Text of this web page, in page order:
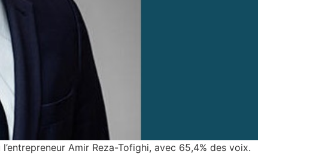
Amir Reza-Tofighi, avec 65,4% des voix.